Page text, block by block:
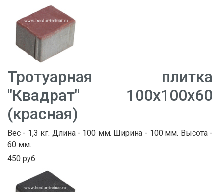
Тротуарная плитка
"Квадрат" 100х100х60
(красная)
Вес - 1,3 кг. Длина - 100 мм. Ширина - 100 мм. Высота -
60 мм.
450 руб.